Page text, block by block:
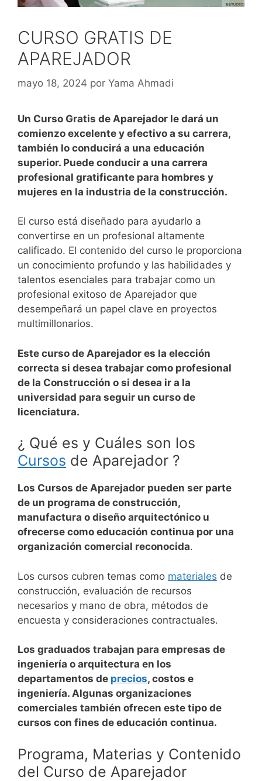
CURSO GRATIS DE
APAREJADOR
mayo 18, 2024 por Yama Ahmadi
Un Curso Gratis de Aparejador le dará un
comienzo excelente y efectivo a su carrera,
también lo conducirá a una educación
superior. Puede conducir a una carrera
profesional gratificante para hombres y
mujeres en la industria de la construcción.
El curso está diseñado para ayudarlo a
convertirse en un profesional altamente
calificado. El contenido del curso le proporciona
un conocimiento profundo y las habilidades y
talentos esenciales para trabajar como un
profesional exitoso de Aparejador que
desempeñará un papel clave en proyectos
multimillonarios.
Este curso de Aparejador es la elección
correcta si desea trabajar como profesional
de la Construcción o si desea ir a la
universidad para seguir un curso de
licenciatura.
¿ Qué es y Cuáles son los
Cursos de Aparejador ?
Los Cursos de Aparejador pueden ser parte
de un programa de construcción,
manufactura o diseño arquitectónico u
ofrecerse como educación continua por una
organización comercial reconocida.
Los cursos cubren temas como materiales de
construcción, evaluación de recursos
necesarios y mano de obra, métodos de
encuesta y consideraciones contractuales.
Los graduados trabajan para empresas de
ingeniería o arquitectura en los
departamentos de precios, costos e
ingeniería. Algunas organizaciones
comerciales también ofrecen este tipo de
cursos con fines de educación continua.
Programa, Materias y Contenido
del Curso de Aparejador